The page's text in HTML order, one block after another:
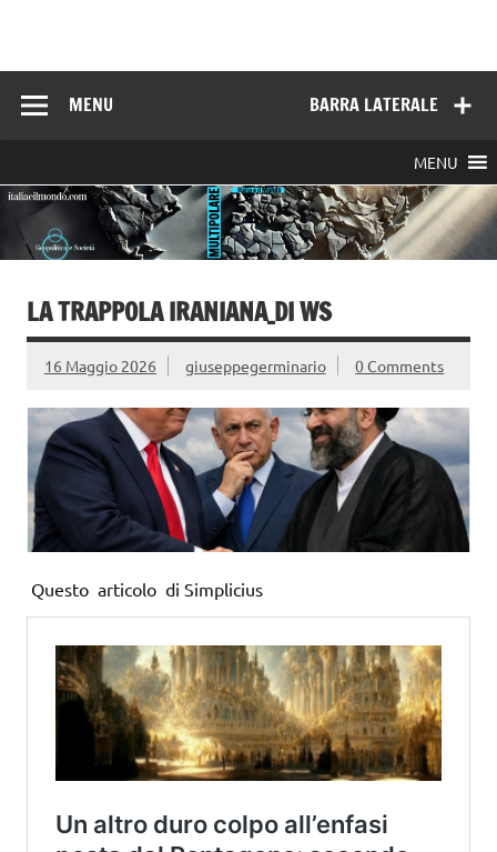
BARRA LATERALE
MENU
MENU
LA TRAPPOLA IRANIANA_DI WS
16 Maggio 2026 giuseppegerminario 0 Comments
Questo articolo di Simplicius